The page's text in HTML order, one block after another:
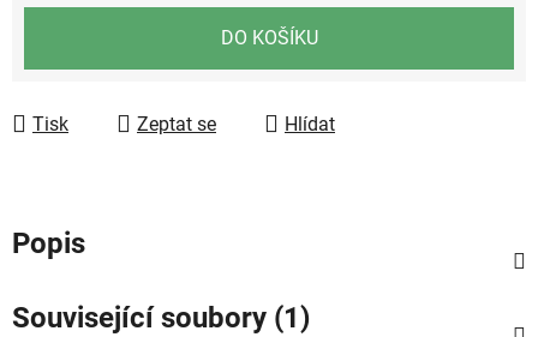
DO KOŠÍKU
Tisk Zeptat se Hlídat
Popis
Související soubory (1)